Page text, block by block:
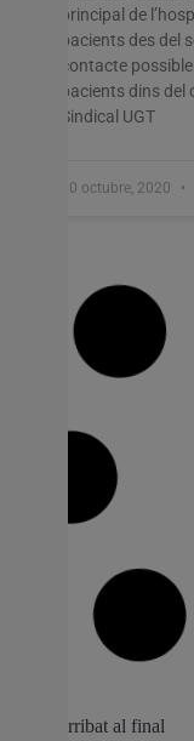
principal de
pacients des del
contacte
pacients dins
Sindical UGT
30 octubre, 2020
Marta
Teatre
Anar a Saturn i
diagnostiquen
el XV Premi de
per la Fundación